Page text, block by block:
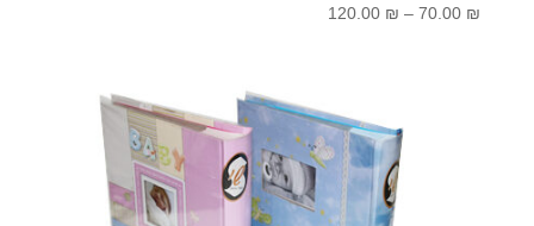
70.00 ₪
–
120.00 ₪
טווח
⁦120.00 ₪⁩